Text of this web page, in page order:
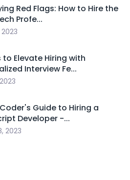
Red Flags: How to Hire the
Profe...
2023
to Elevate Hiring with
Interview Fe...
Guide to Hiring a
Developer -...
2023